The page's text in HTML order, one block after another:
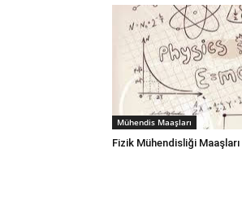
Mühendis Maaşları
Fizik Mühendisliği Maaşları